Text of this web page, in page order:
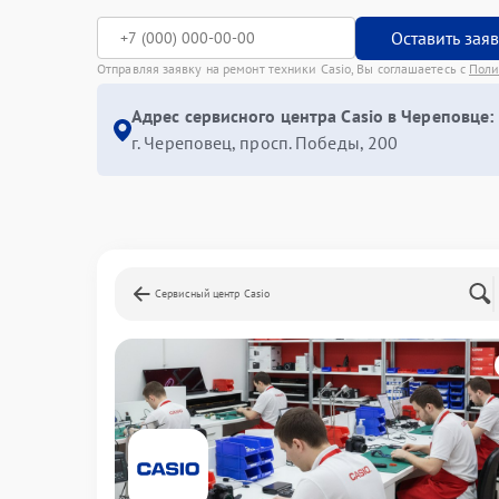
Оставить
Отправляя заявку на ремонт техники Casio, Вы соглашаетесь с
Адрес сервисного центра Casio в Череповце:
г. Череповец, просп. Победы, 200
Сервисный центр Casio